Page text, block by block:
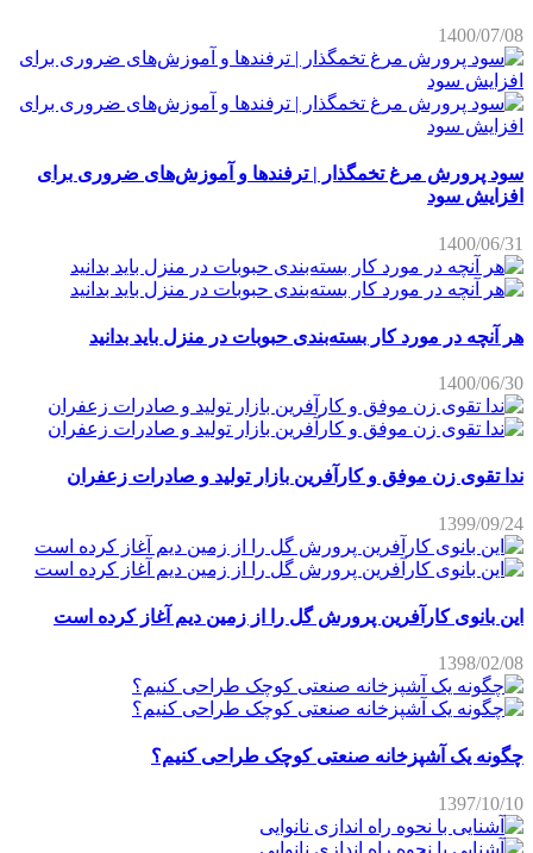
1400/07/08
سود پرورش مرغ تخمگذار | ترفندها و آموزش‌های ضروری برای
افزایش سود
1400/06/31
هر آنچه در مورد کار بسته‌بندی حبوبات در منزل باید بدانید
1400/06/30
ندا تقوی زن موفق و کارآفرین بازار تولید و صادرات زعفران
1399/09/24
این بانوی کارآفرین پرورش گل را از زمین دیم آغاز کرده است
1398/02/08
چگونه یک آشپزخانه صنعتی کوچک طراحی کنیم؟
1397/10/10